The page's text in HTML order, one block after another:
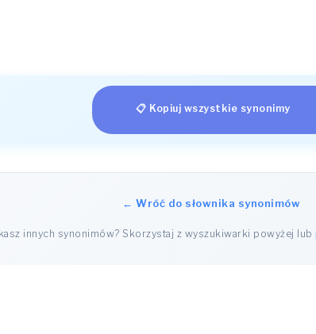
📋 Kopiuj wszystkie synonimy
← Wróć do słownika synonimów
innych synonimów? Skorzystaj z wyszukiwarki powyżej lub